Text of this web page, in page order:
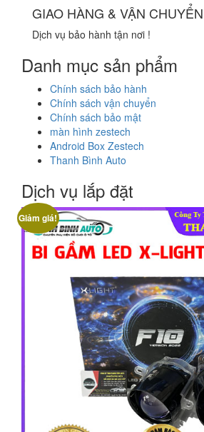
GIAO HÀNG & VẬN CHUYỂN
Dịch vụ bảo hành tận nơi !
Danh mục sản phẩm
Chính sách bảo hành
Chính sách vận chuyển
Chính sách bảo mật
màn hình zestech
Android Box Zestech
Thanh Bình Auto
Dịch vụ lắp đặt
Giảm giá!